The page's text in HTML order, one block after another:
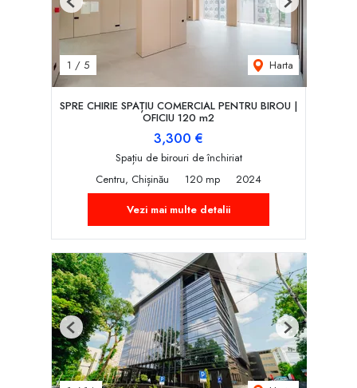
1 / 5 Harta
Previous Next
SPRE CHIRIE SPAȚIU COMERCIAL PENTRU BIROU |
OFICIU 120 m2
3,300 €
Spațiu de birouri de închiriat
Centru, Chișinău
120 mp
2024
Vezi mai multe detalii
Previous Next